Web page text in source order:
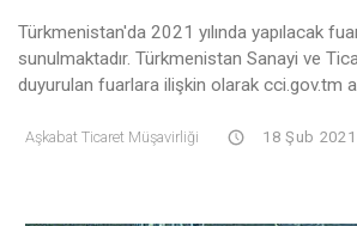
Türkmenistan'da 2021 yılında yapılacak
sunulmaktadır. Türkmenistan Sanayi ve
duyurulan fuarlara ilişkin olarak cci.gov.tm
Aşkabat Ticaret Müşavirliği 18 Şub